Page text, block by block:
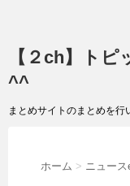
【２ch】ト
^^
まとめサイトのまとめを行
ホーム > ニュース